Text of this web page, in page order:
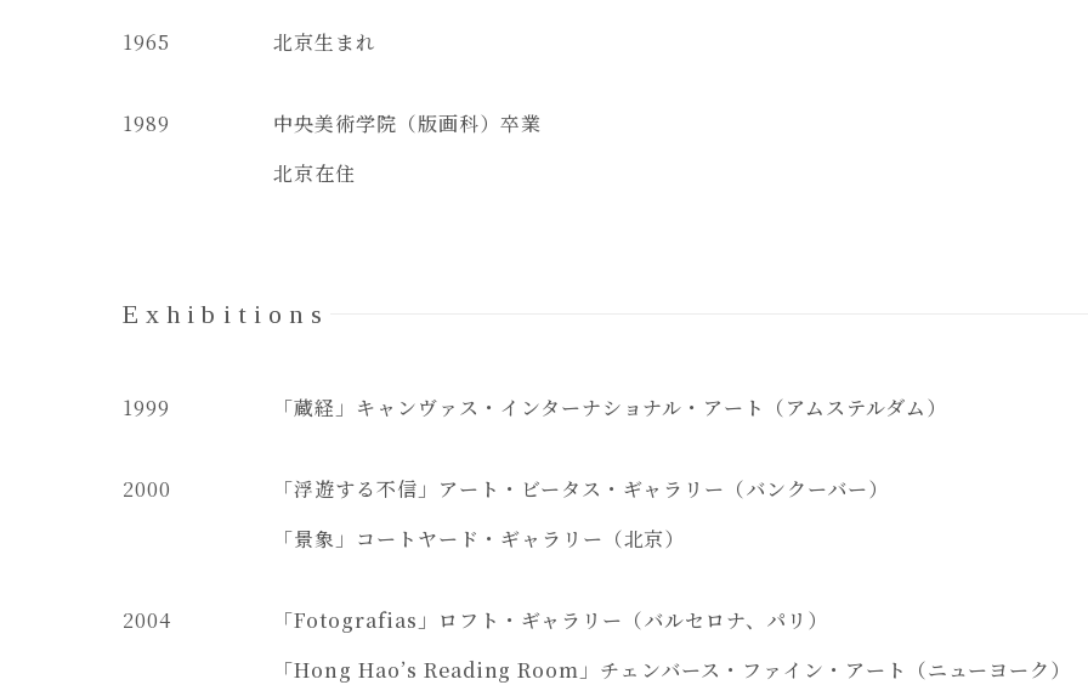
1965 北京生まれ
1989
中央美術学院（版画科）卒業
北京在住
Exhibitions
1999 「蔵経」キャンヴァス・インターナショナル・アート（アムステルダム）
2000
「浮遊する不信」アート・ビータス・ギャラリー（バンクーバー）
「景象」コートヤード・ギャラリー（北京）
2004
「Fotografias」ロフト・ギャラリー（バルセロナ、パリ）
「Hong Hao’s Reading Room」チェンバース・ファイン・アート（ニューヨーク）